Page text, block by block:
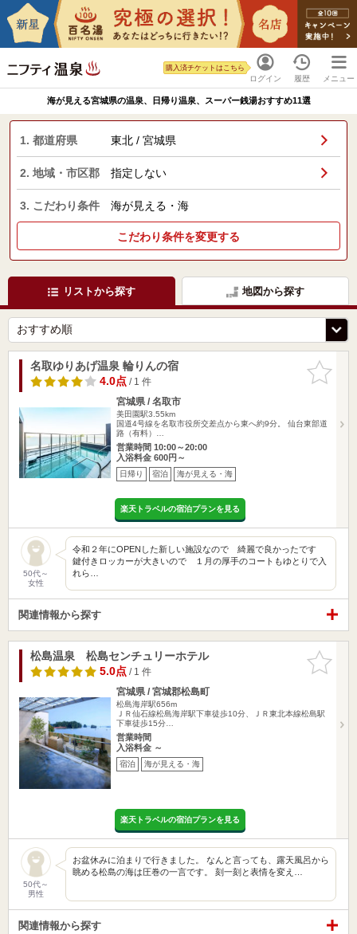
ログイン
購入済チケットはこちら
履歴 メニュー
海が見える宮城県の温泉、日帰り温泉、スーパー銭湯おすすめ11選
1. 都道府県 東北 / 宮城県
2. 地域・市区郡 指定しない
3. こだわり条件 海が見える・海
こだわり条件を変更する
リストから探す 地図から探す
お気に入
りに追加
名取ゆりあげ温泉 輪りんの宿
4.0点/ 1 件
宮城県 / 名取市
美田園駅3.55km
国道4号線を名取市役所交差点から東へ約9分。 仙台東部道
路（有料）…
営業時間 10:00～20:00
入浴料金 600円～
日帰り 宿泊 海が見える・海
楽天トラベルの宿泊プランを見る
50代～
女性
令和２年にOPENした新しい施設なので 綺麗で良かったです
鍵付きロッカーが大きいので １月の厚手のコートもゆとりで入
れら…
関連情報から探す
お気に入
りに追加
松島温泉 松島センチュリーホテル
5.0点/ 1 件
宮城県 / 宮城郡松島町
松島海岸駅656m
ＪＲ仙石線松島海岸駅下車徒歩10分、ＪＲ東北本線松島駅
下車徒歩15分…
営業時間
入浴料金 ～
宿泊 海が見える・海
楽天トラベルの宿泊プランを見る
50代～
男性
​お盆休みに泊まりで行きました。 なんと言っても、露天風呂から
眺める松島の海は圧巻の一言です。 刻一刻と表情を変え…
関連情報から探す